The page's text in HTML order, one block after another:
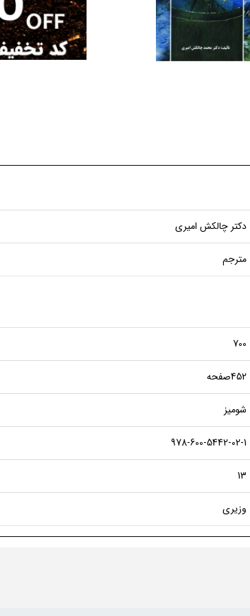
دکتر چالکش امیری
مترجم
700
452صفحه
شومیز
978-600-5442-02-1
13
وزیری